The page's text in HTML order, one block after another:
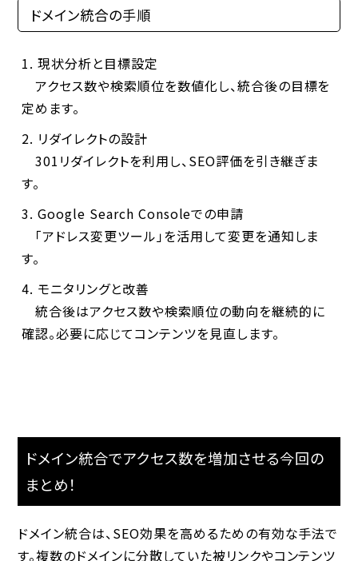
ドメイン統合の手順
現状分析と目標設定
アクセス数や検索順位を数値化し、統合後の目標を
定めます。
リダイレクトの設計
301リダイレクトを利用し、SEO評価を引き継ぎま
す。
Google Search Consoleでの申請
「アドレス変更ツール」を活用して変更を通知しま
す。
モニタリングと改善
統合後はアクセス数や検索順位の動向を継続的に
確認。必要に応じてコンテンツを見直します。
ドメイン統合でアクセス数を増加させる今回の
まとめ！
ドメイン統合は、SEO効果を高めるための有効な手法で
す。複数のドメインに分散していた被リンクやコンテンツ